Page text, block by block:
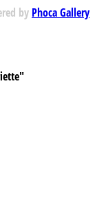
by Phoca Gallery